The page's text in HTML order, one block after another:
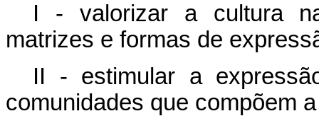
I - valorizar a cultura
matrizes e formas de
II - estimular a
comunidades que compõem